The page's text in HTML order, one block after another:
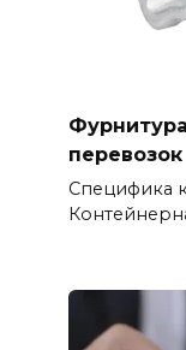
перевозок
Специфика